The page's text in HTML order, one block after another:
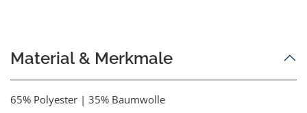
Material & Merkmale
65% Polyester | 35% Baumwolle